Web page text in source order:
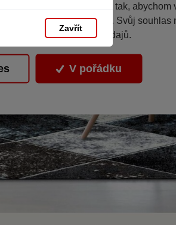
Zavřít
s nastavením cookies tak, abychom
na základě vašich údajů. Svůj souhlas
zpracování osobních údajů.
V pořádku